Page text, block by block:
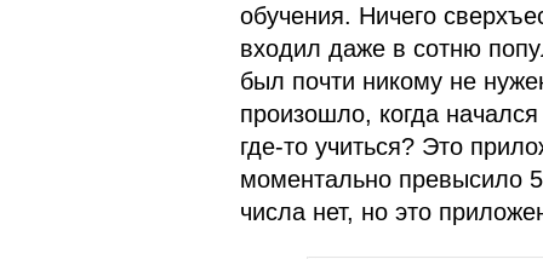
обучения. Ничего
входил даже в сотню
был почти никому не
произошло, когда
где-то учиться? Это
моментально превысило
числа нет, но это